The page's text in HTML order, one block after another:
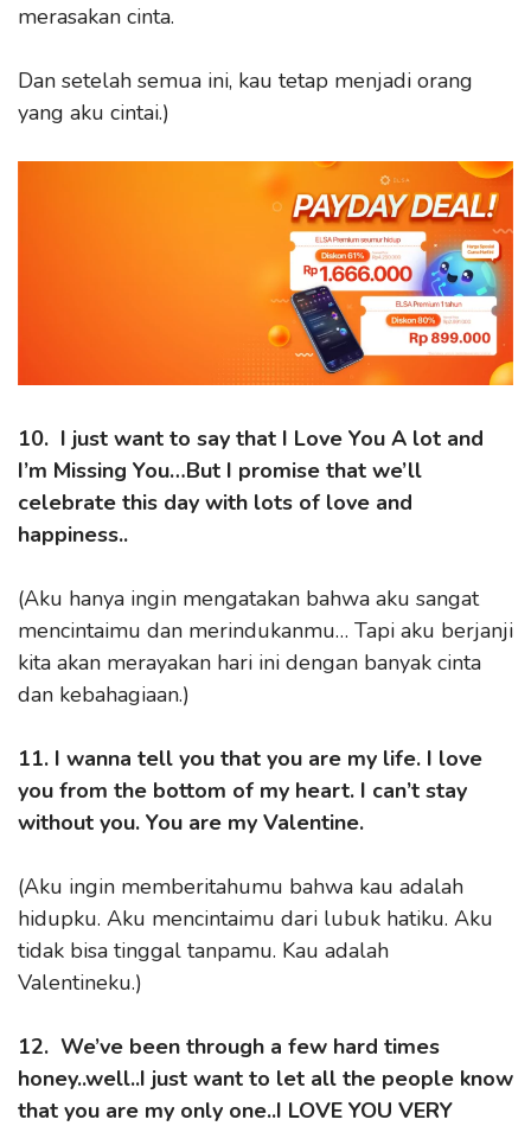
merasakan cinta.
Dan setelah semua ini, kau tetap menjadi orang
yang aku cintai.)
10. I just want to say that I Love You A lot and
I’m Missing You…But I promise that we’ll
celebrate this day with lots of love and
happiness..
(Aku hanya ingin mengatakan bahwa aku sangat
mencintaimu dan merindukanmu… Tapi aku berjanji
kita akan merayakan hari ini dengan banyak cinta
dan kebahagiaan.)
11. I wanna tell you that you are my life. I love
you from the bottom of my heart. I can’t stay
without you. You are my Valentine.
(Aku ingin memberitahumu bahwa kau adalah
hidupku. Aku mencintaimu dari lubuk hatiku. Aku
tidak bisa tinggal tanpamu. Kau adalah
Valentineku.)
12. We’ve been through a few hard times
honey..well..I just want to let all the people know
that you are my only one..I LOVE YOU VERY